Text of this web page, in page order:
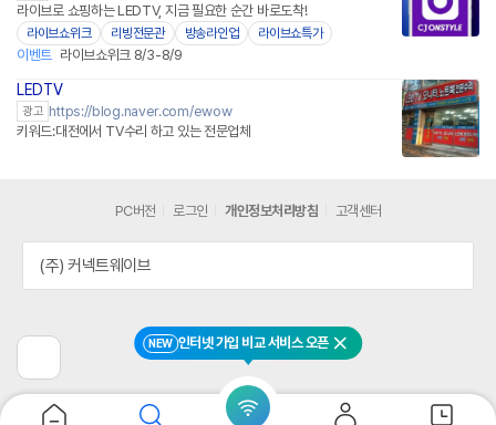
라이브로 쇼핑하는 LEDTV, 지금 필요한 순간 바로도착!
라이브쇼위크 리빙전문관 방송라인업 라이브쇼특가
이벤트 라이브쇼위크 8/3-8/9
LEDTV
광고 https://blog.naver.com/ewow
키워드:대전에서 TV수리 하고 있는 전문업체
전
페
이
NEW 인터넷 가입 비교 서비스 오픈 닫기
PC버전 로그인 개인정보처리방침 고객센터
(주) 커넥트웨이브